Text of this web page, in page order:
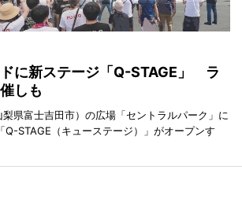
に新ステージ「Q-STAGE」 ラ
しも
県富士吉田市）の広場「セントラルパーク」に
STAGE（キューステージ）」がオープンす